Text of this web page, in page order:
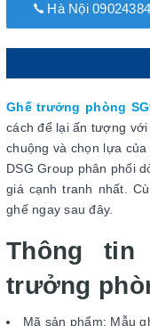
Hà Nội
Ghế trưởng phòng
cách để lại ấn tượng
chuộng và chọn lựa
DSG Group phân phối
giá cạnh tranh nhất.
ghế ngay sau đây.
Thông
trưởng
Mã sản phẩm: Mẫu